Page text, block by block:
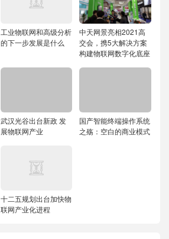
工业物联网和高级分析
的下一步发展是什么
中天网景亮相2021高
交会，携5大解决方案
构建物联网数字化底座
武汉光谷出台新政 发
展物联网产业
国产智能终端操作系统
之殇：空白的商业模式
十二五规划出台加快物
联网产业化进程